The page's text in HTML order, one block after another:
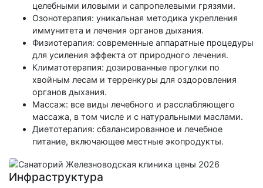
целебными иловыми и сапропелевыми грязями.
Озонотерапия: уникальная методика укрепления
иммунитета и лечения органов дыхания.
Физиотерапия: современные аппаратные процедуры
для усиления эффекта от природного лечения.
Климатотерапия: дозированные прогулки по
хвойным лесам и терренкуры для оздоровления
органов дыхания.
Массаж: все виды лечебного и расслабляющего
массажа, в том числе и с натуральными маслами.
Диетотерапия: сбалансированное и лечебное
питание, включающее местные экопродукты.
Инфраструктура